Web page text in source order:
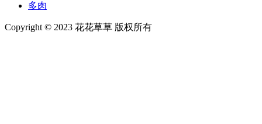
多肉
Copyright © 2023 花花草草 版权所有